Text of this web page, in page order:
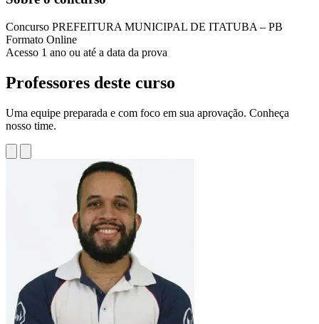
Concurso PREFEITURA MUNICIPAL DE ITATUBA – PB
Formato Online
Acesso 1 ano ou até a data da prova
Professores deste curso
Uma equipe preparada e com foco em sua aprovação. Conheça
nosso time.